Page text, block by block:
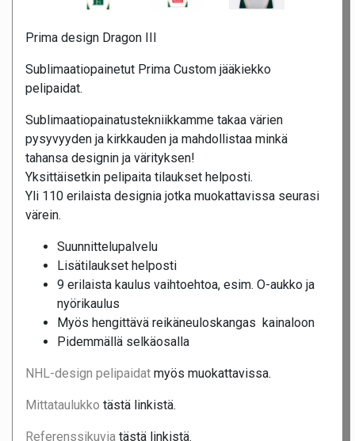
Prima design Dragon III
Sublimaatiopainetut Prima Custom jääkiekko
pelipaidat.
Sublimaatiopainatustekniikkamme takaa värien
pysyvyyden ja kirkkauden ja mahdollistaa minkä
tahansa designin ja värityksen!
Yksittäisetkin pelipaita tilaukset helposti.
Yli 110 erilaista designia jotka muokattavissa seurasi
värein.
Suunnittelupalvelu
Lisätilaukset helposti
9 erilaista kaulus vaihtoehtoa, esim. O-aukko ja
nyörikaulus
Myös hengittävä reikäneuloskangas kainaloon
Pidemmällä selkäosalla
NHL-design pelipaidat myös muokattavissa.
Mittataulukko tästä linkistä.
Referenssikuvia tästä linkistä.